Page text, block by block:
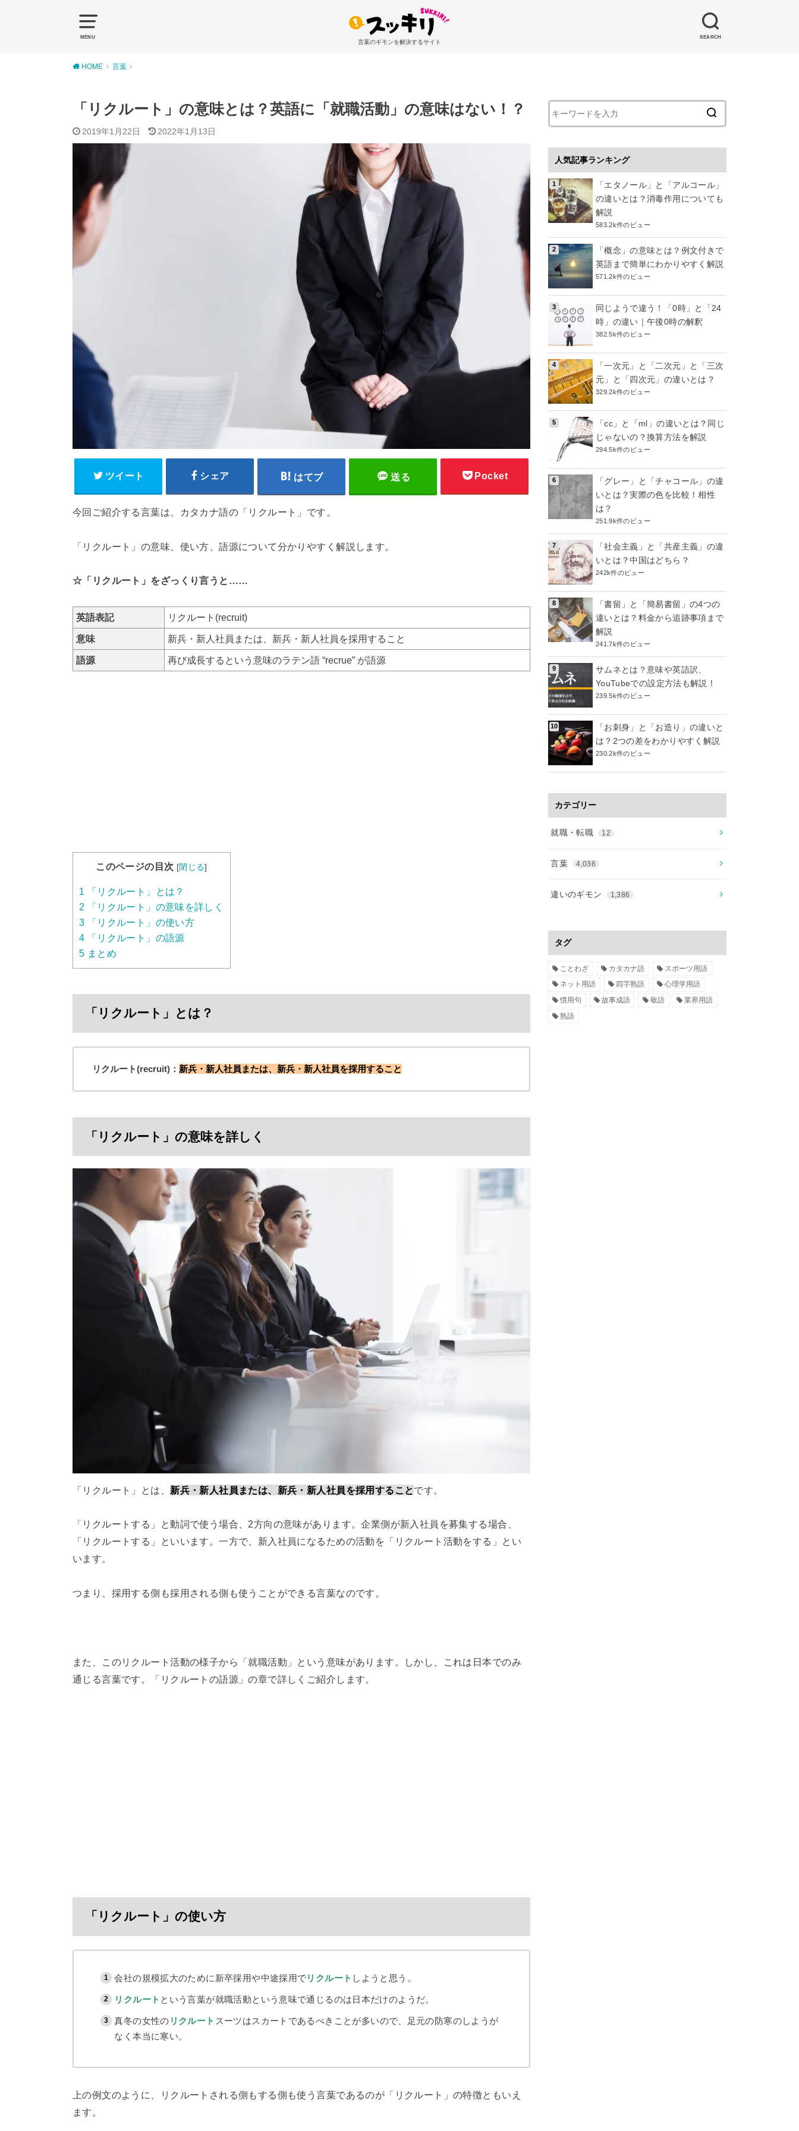
MENU SEARCH
言葉のギモンを解決するサイト
HOME 言葉
「リクルート」の意味とは？英語に「就職活動」の意味はない！？
2019年1月22日 2022年1月13日
ツイート シェア はてブ 送る Pocket
今回ご紹介する言葉は、カタカナ語の「リクルート」です。
「リクルート」の意味、使い方、語源について分かりやすく解説します。
☆「リクルート」をざっくり言うと……
英語表記 リクルート(recruit)
意味 新兵・新人社員または、新兵・新人社員を採用すること
語源 再び成長するという意味のラテン語 “recrue” が語源
このページの目次 [閉じる]
1 「リクルート」とは？
2 「リクルート」の意味を詳しく
3 「リクルート」の使い方
4 「リクルート」の語源
5 まとめ
「リクルート」とは？
リクルート(recruit)： 新兵・新人社員または、新兵・新人社員を採用すること
「リクルート」の意味を詳しく
「リクルート」とは、 新兵・新人社員または、新兵・新人社員を採用することです。
「リクルートする」と動詞で使う場合、2方向の意味があります。企業側が新入社員を募集する場合、
「リクルートする」といいます。一方で、新入社員になるための活動を「リクルート活動をする」とい
います。
つまり、採用する側も採用される側も使うことができる言葉なのです。
また、このリクルート活動の様子から「就職活動」という意味があります。しかし、これは日本でのみ
通じる言葉です。「リクルートの語源」の章で詳しくご紹介します。
「リクルート」の使い方
会社の規模拡大のために新卒採用や中途採用でリクルート しようと思う。
リクルート という言葉が就職活動という意味で通じるのは日本だけのようだ。
真冬の女性の リクルート スーツはスカートであるべきことが多いので、足元の防寒のしようが
なく本当に寒い。
上の例文のように、リクルートされる側もする側も使う言葉であるのが「リクルート」の特徴ともいえ
ます。
人気記事ランキング
「エタノール」と「アルコール」
の違いとは？消毒作用についても
解説
583.2k件のビュー
「概念」の意味とは？例文付きで
英語まで簡単にわかりやすく解説
571.2k件のビュー
同じようで違う！「0時」と「24
時」の違い｜午後0時の解釈
382.5k件のビュー
「一次元」と「二次元」と「三次
元」と「四次元」の違いとは？
329.2k件のビュー
「cc」と「ml」の違いとは？同じ
じゃないの？換算方法を解説
294.5k件のビュー
「グレー」と「チャコール」の違
いとは？実際の色を比較！相性
は？
251.9k件のビュー
「社会主義」と「共産主義」の違
いとは？中国はどちら？
242k件のビュー
「書留」と「簡易書留」の4つの
違いとは？料金から追跡事項まで
解説
241.7k件のビュー
サムネとは？意味や英語訳、
YouTubeでの設定方法も解説！
239.5k件のビュー
「お刺身」と「お造り」の違いと
は？2つの差をわかりやすく解説
230.2k件のビュー
カテゴリー
就職・転職 12
言葉 4,036
違いのギモン 1,386
タグ
ことわざ カタカナ語
スポーツ用語
ネット用語
四字熟語
心理学用語
慣用句
故事成語 敬語
業界用語
熟語